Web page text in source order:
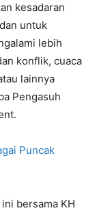
kesadaran
untuk
lebih
konflik, cuaca
lainnya
Pengasuh
Puncak
bersama KH